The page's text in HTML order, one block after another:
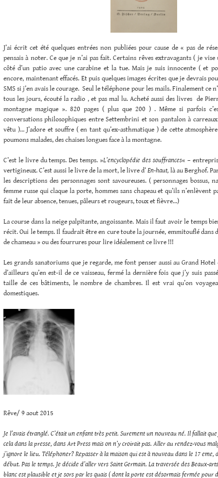
J’ai écrit cet été quelques entrées non publiées pour cause de « pas de
pensais à noter. Ce que je n’ai pas fait. Certains rêves extravagants ( je vise
côté d’un patio avec une carabine et la tue. Mais je suis innocente ( et
encore, maintenant effacés. Et puis quelques images écrites que je devrais
SMS si j’en avais le courage. Seul le téléphone pour les mails. Finalement ce
tous les jours, écouté la radio , et pas mal lu. Acheté aussi des livres de
montagne magique ». 820 pages ( plus que 200 ) . Même si parfois
conversations philosophiques entre Settembrini et son pantalon à
vêtu )… J’adore et souffre ( en tant qu’ex-asthmatique ) de cette
poumons malades, des chaises longues face à la montagne.
C’est le livre du temps. Des temps. »L’encyclopédie des souffrances« –
vertigineux. C’est aussi le livre de la mort, le livre d’En-haut, là au Berghof.
les descriptions des personnages sont savoureuses. ( personnages bossus,
femme russe qui claque la porte, hommes sans chapeau et qu’ils n’enlèvent
fait de leur absence, tenues, pâleurs et rougeurs, toux et fièvre…)
La course dans la neige palpitante, angoissante. Mais il faut avoir le temps
récit. Oui le temps. Il faudrait être en cure toute la journée, emmitouflé dans
de chameau » ou des fourrures pour lire idéalement ce livre !!!
Les grands sanatoriums que je regarde, me font penser aussi au Grand Hotel
d’ailleurs qu’en est-il de ce vaisseau, fermé la dernière fois que j’y suis
taille de ces bâtiments, le nombre de chambres. Il est vrai qu’on
domestiques.
Rêve/ 9 aout 2015
Je l’avais étranglé. C’était un enfant très petit. Surement un nouveau né. Il fallait
cela dans la presse, dans Art Press mais on n’y croirait pas. Aller au rendez-vous
j’ignore le lieu. Téléphoner? Repasser à la maison qui est à nouveau dans le 17 eme,
début. Pas le temps. Je décide d’aller vers Saint Germain. La traversée des Beaux-
blanc est plausible et je sors par les quais ( dont la porte est désormais fermée pour